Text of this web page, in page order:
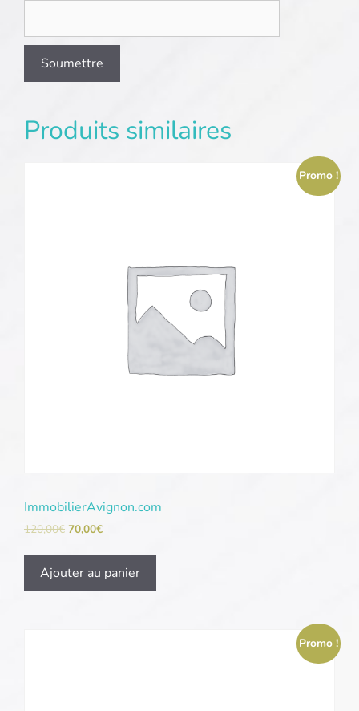
Produits similaires
Promo !
ImmobilierAvignon.com
120,00€ 70,00€
Ajouter au panier
Promo !